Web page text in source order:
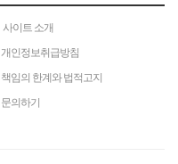
사이트 소개
개인정보취급방침
책임의 한계와 법적고지
문의하기